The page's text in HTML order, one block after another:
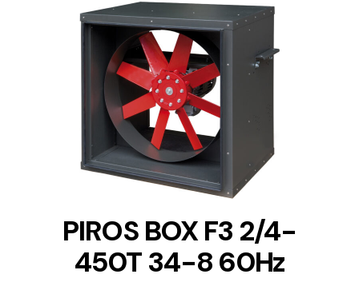
DETAILS
PIROS BOX F3 2/4-
450T 34-8 60Hz